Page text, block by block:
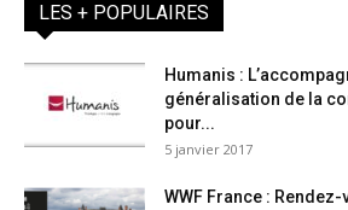
LES + POPULAIRES
Humanis :
généralisation de la
pour...
5 janvier 2017
WWF France : Rendez-